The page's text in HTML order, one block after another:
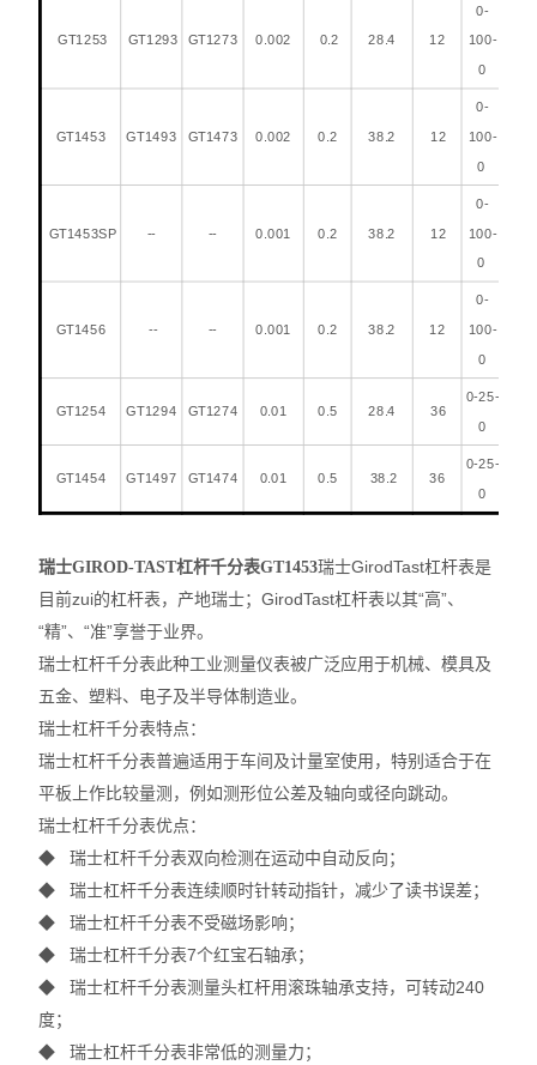
GT1253 GT1293 GT1273 0.002 0.2 28.4 12
0-
100-
0
GT1453 GT1493 GT1473 0.002 0.2 38.2 12
0-
100-
0
GT1453SP -- -- 0.001 0.2 38.2 12
0-
100-
0
GT1456 -- -- 0.001 0.2 38.2 12
0-
100-
0
GT1254 GT1294 GT1274 0.01 0.5 28.4 36
0-25-
0
GT1454 GT1497 GT1474 0.01 0.5 38.2 36
0-25-
0
瑞士GIROD-TAST杠杆千分表GT1453瑞士GirodTast杠杆表是
目前zui的杠杆表，产地瑞士；GirodTast杠杆表以其“高”、
“精”、“准”享誉于业界。
瑞士杠杆千分表此种工业测量仪表被广泛应用于机械、模具及
五金、塑料、电子及半导体制造业。
瑞士杠杆千分表特点：
瑞士杠杆千分表普遍适用于车间及计量室使用，特别适合于在
平板上作比较量测，例如测形位公差及轴向或径向跳动。
瑞士杠杆千分表优点：
◆
瑞士杠杆千分表双向检测在运动中自动反向；
◆
瑞士杠杆千分表连续顺时针转动指针，减少了读书误差；
◆
瑞士杠杆千分表不受磁场影响；
◆
瑞士杠杆千分表7个红宝石轴承；
◆
瑞士杠杆千分表测量头杠杆用滚珠轴承支持，可转动240
度；
◆
瑞士杠杆千分表非常低的测量力；